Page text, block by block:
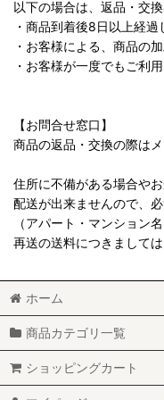
以下の場合は、返品・交
・商品到着後8日以上経過
・お客様による、商品の
・お客様が一度でもご利用
【お問合せ窓口】
商品の返品・交換の際は
住所に不備がある場合や
配送が出来ませんので、
（アパート・マンション
再送の送料につきまして
ホーム
商品カテゴリ一覧
ショッピングカート